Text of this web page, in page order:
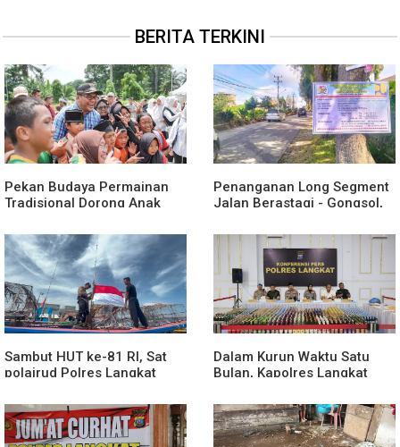
BERITA TERKINI
Pekan Budaya Permainan
Tradisional Dorong Anak
Ketergantungan Gadget
Penanganan Long Segment
Jalan Berastagi - Gongsol,
Tingkatkan Kenyamanan
Akses Wisata, Pertanian dan
Perekonomian
Sambut HUT ke-81 RI, Sat
polairud Polres Langkat
Putih kepada Nelayan
Dalam Kurun Waktu Satu
Bulan, Kapolres Langkat
Narkotika, Tindak Pidana
Kriminal, dan Kekerasan
Seksual terhadap Anak